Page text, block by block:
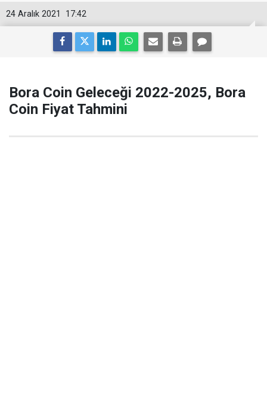
17:42
24 Aralık 2021
Bora Coin Geleceği 2022-2025, Bora
Coin Fiyat Tahmini